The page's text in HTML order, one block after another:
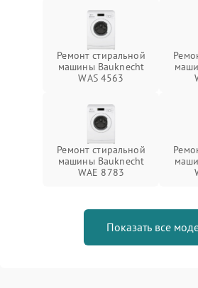
Ремонт стиральной
машины Bauknecht
WAS 4563
Ремонт стиральной
машины Bauknecht
WAE 8783
Показать все